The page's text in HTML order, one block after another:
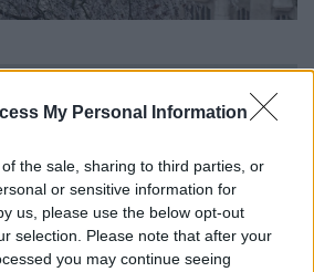
My Personal Information
the sale, sharing to third parties, or
or sensitive information for
us, please use the below opt-out
selection. Please note that after your
you may continue seeing